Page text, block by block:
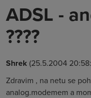
ADSL -
????
Shrek (25.5.2004
Zdravim , na netu se
analog.modemem a